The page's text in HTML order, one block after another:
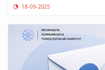
18-09-2025